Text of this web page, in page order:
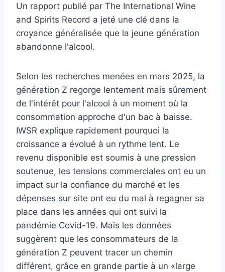
Un rapport publié par The International Wine
and Spirits Record a jeté une clé dans la
croyance généralisée que la jeune génération
abandonne l'alcool.
Selon les recherches menées en mars 2025, la
génération Z regorge lentement mais sûrement
de l'intérêt pour l'alcool à un moment où la
consommation approche d'un bac à baisse.
IWSR explique rapidement pourquoi la
croissance a évolué à un rythme lent. Le
revenu disponible est soumis à une pression
soutenue, les tensions commerciales ont eu un
impact sur la confiance du marché et les
dépenses sur site ont eu du mal à regagner sa
place dans les années qui ont suivi la
pandémie Covid-19. Mais les données
suggèrent que les consommateurs de la
génération Z peuvent tracer un chemin
différent, grâce en grande partie à un «large